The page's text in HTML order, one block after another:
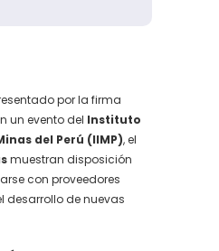
por la firma
un evento del Instituto
del Perú (IIMP), el
muestran disposición
con proveedores
desarrollo de nuevas